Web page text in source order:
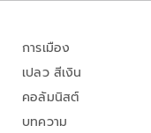
การเมือง
เปลว สีเงิน
คอลัมนิสต์
บทความ